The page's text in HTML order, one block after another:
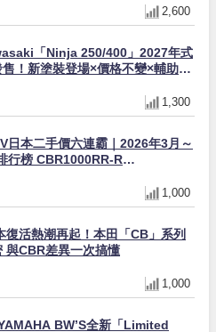
2,600
「Ninja 250/400」2027年式
！新塗裝登場×價格不變×輔助滑
1,300
日本二手價六連霸｜2026年3月～
行榜 CBR1000RR-R
1,000
復活熱潮再起！本田「CB」系列
與CBR差異一次搞懂
1,000
BW’S全新「Limited